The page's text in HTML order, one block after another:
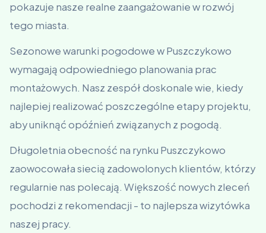
pokazuje nasze realne zaangażowanie w rozwój
tego miasta.
Sezonowe warunki pogodowe w Puszczykowo
wymagają odpowiedniego planowania prac
montażowych. Nasz zespół doskonale wie, kiedy
najlepiej realizować poszczególne etapy projektu,
aby uniknąć opóźnień związanych z pogodą.
Długoletnia obecność na rynku Puszczykowo
zaowocowała siecią zadowolonych klientów, którzy
regularnie nas polecają. Większość nowych zleceń
pochodzi z rekomendacji - to najlepsza wizytówka
naszej pracy.